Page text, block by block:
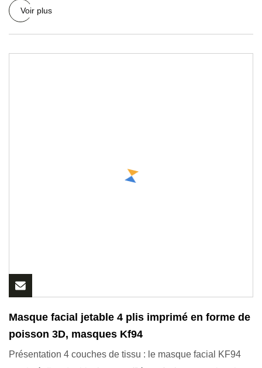
Voir plus
Masque facial jetable 4 plis imprimé en forme de
poisson 3D, masques Kf94
Présentation 4 couches de tissu : le masque facial KF94